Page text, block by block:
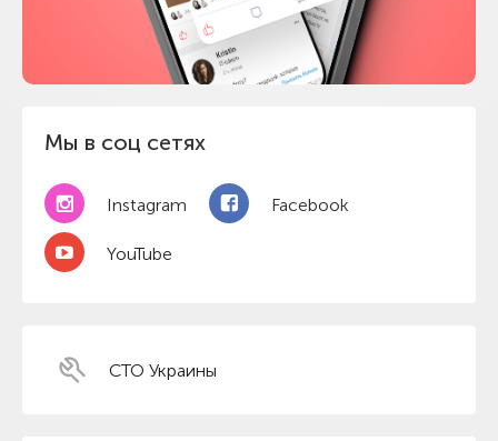
Мы в соц сетях
Instagram Facebook
YouTube
СТО Украины